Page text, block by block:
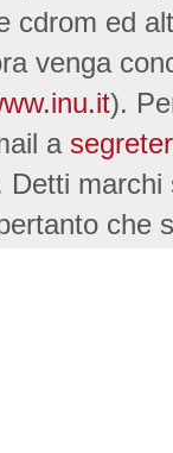
cdrom ed
venga
).
a
che